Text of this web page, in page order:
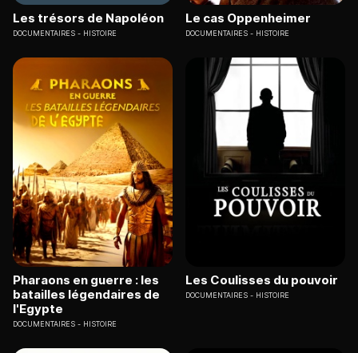
Les trésors de Napoléon
DOCUMENTAIRES HISTOIRE
Le cas Oppenheimer
DOCUMENTAIRES HISTOIRE
Pharaons en guerre : les
batailles légendaires de
l'Egypte
DOCUMENTAIRES HISTOIRE
Les Coulisses du pouvoir
DOCUMENTAIRES HISTOIRE